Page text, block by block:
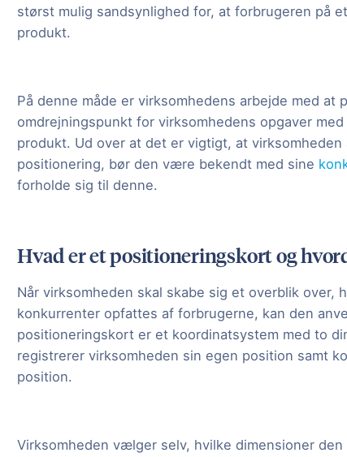
størst mulig sandsynlighed for, at forbrugeren på
produkt.
På denne måde er virksomhedens arbejde med
omdrejningspunkt for virksomhedens opgaver
produkt. Ud over at det er vigtigt, at
positionering, bør den være bekendt med sine
forholde sig til denne.
Hvad er et positioneringskort og
Når virksomheden skal skabe sig et overblik over,
konkurrenter opfattes af forbrugerne, kan den
positioneringskort er et koordinatsystem med to
registrerer virksomheden sin egen position samt
position.
Virksomheden vælger selv, hvilke dimensioner